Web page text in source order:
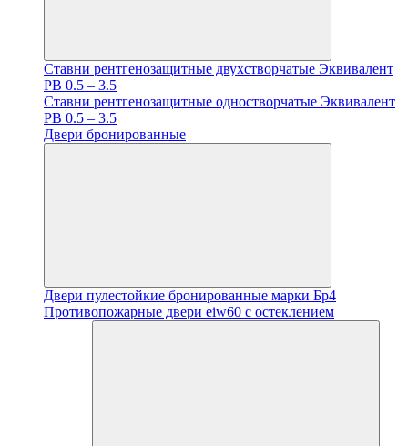
Ставни рентгенозащитные двухстворчатые Эквивалент
PB 0.5 – 3.5
Ставни рентгенозащитные одностворчатые Эквивалент
PB 0.5 – 3.5
Двери бронированные
Двери пулестойкие бронированные марки Бр4
Противопожарные двери eiw60 с остеклением